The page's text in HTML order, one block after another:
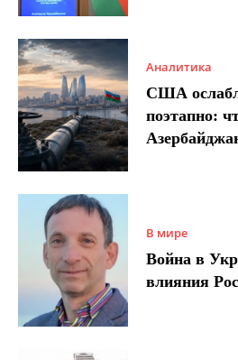
Аналитика
США
поэтапно:
В мире
Война в
влияния